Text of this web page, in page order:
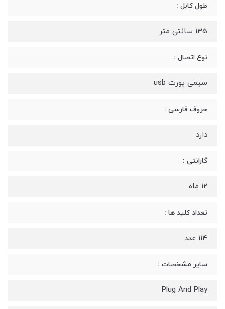
طول کابل :
135 سانتی متر
نوع اتصال :
سیمی پورت usb
حروف فارسی :
دارد
گارانتی :
12 ماه
تعداد کلید ها :
114 عدد
سایر مشخصات :
Plug And Play